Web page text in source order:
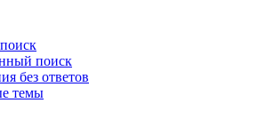
поиск
без ответов
темы